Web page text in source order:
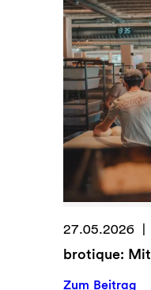
27.05.2026
brotique:
Zum Beitrag: